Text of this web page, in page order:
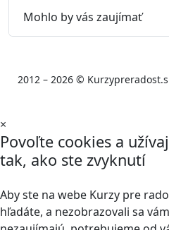
Mohlo by vás zaujímať
2012 – 2026 ©
×
Povoľte cookies a
tak, ako ste zvyknutí
Aby ste na webe Kurzy pre
hľadáte, a nezobrazovali sa